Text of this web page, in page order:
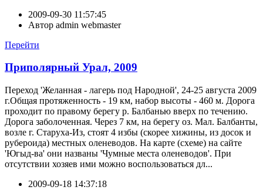
2009-09-30 11:57:45
Автор admin webmaster
Перейти
Приполярный Урал, 2009
Переход 'Желанная - лагерь под Народной', 24-25 августа 2009
г.Общая протяженность - 19 км, набор высоты - 460 м. Дорога
проходит по правому берегу р. Балбанью вверх по течению.
Дорога заболоченная. Через 7 км, на берегу оз. Мал. Балбанты,
возле г. Старуха-Из, стоят 4 избы (скорее хижины, из досок и
рубероида) местных оленеводов. На карте (схеме) на сайте
'Югыд-ва' они названы 'Чумные места оленеводов'. При
отсутствии хозяев ими можно воспользоваться дл...
2009-09-18 14:37:18